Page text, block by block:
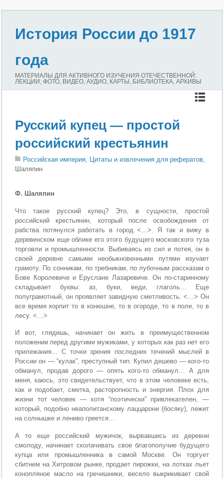
История России до 1917
года
МАТЕРИАЛЫ ДЛЯ АКТИВНОГО ИЗУЧЕНИЯ ОТЕЧЕСТВЕННОЙ:
ЛЕКЦИИ, ФОТО, ВИДЕО, АУДИО, КАРТЫ, БИБЛИОТЕКА, АРХИВЫ
Русский купец — простой
российский крестьянин
Российская империя, Цитаты и извлечения для рефератов,
Шаляпин
Ф. Шаляпин
Что такое русский купец? Это, в сущности, простой
российский крестьянин, который после освобождения от
рабства потянулся работать в город <…>. Я так и вижу в
деревенском еще облике его этого будущего московского туза
торговли и промышленности. Выбиваясь из сил и потея, он в
своей деревне самыми необыкновенными путями изучает
грамоту. По сонникам, по требникам, по лубочным рассказам о
Бове Королевиче и Еруслане Лазареви­че. Он по-старинному
складывает буквы: аз, буки, веди, глаголь… Еще
полуграмотный, он проявляет завидную сметливость. <…> Он
все время корпит то в конюшне, то в огороде, то в поле, то в
лесу. <…>
И вот, глядишь, начинает он жить в преимущественном
положении перед другими мужиками, у которых как раз нет его
прилежания… С точки зрения последних течений мыслей в
России он — “кулак”, преступный тип. Купил дешево — кого-то
обманул, продав дорого — опять кого-то обманул… А для
меня, каюсь, это свидетельствует, что в этом человеке есть,
как и подобает, сметка, расторопность и энергия. Плох для
жизни тот человек — хотя “поэтически” привлекателен, —
который, подобно неаполи­танскому лаццарони (босяку), лежит
на солнышке и лениво греется…
А то еще российский мужичок, вырвавшись из деревни
смолоду, начинает сколачивать свое благополучие будущего
купца или про­мышленника в самой Москве. Он торгует
сбитнем на Хитровом рынке, продает пирожки, на лотках льет
конопляное масло на гре­чишники, весело выкрикивает свой